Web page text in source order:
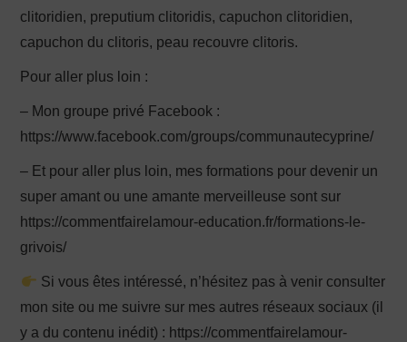
clitoridien, preputium clitoridis, capuchon clitoridien,
capuchon du clitoris, peau recouvre clitoris.
Pour aller plus loin :
– Mon groupe privé Facebook :
https://www.facebook.com/groups/communautecyprine/
– Et pour aller plus loin, mes formations pour devenir un
super amant ou une amante merveilleuse sont sur
https://commentfairelamour-education.fr/formations-le-
grivois/
Si vous êtes intéressé, n’hésitez pas à venir consulter
mon site ou me suivre sur mes autres réseaux sociaux (il
y a du contenu inédit) : https://commentfairelamour-